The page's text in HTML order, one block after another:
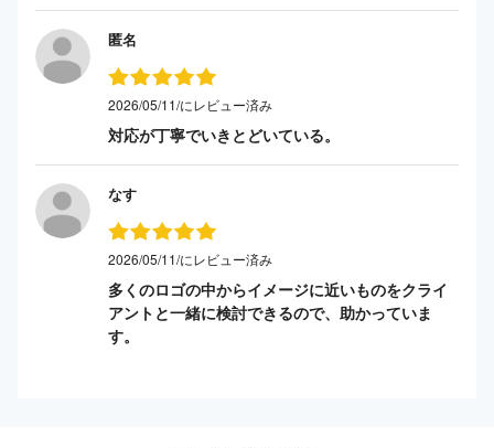
匿名
2026/05/11/にレビュー済み
対応が丁寧でいきとどいている。
なす
2026/05/11/にレビュー済み
多くのロゴの中からイメージに近いものをクライ
アントと一緒に検討できるので、助かっていま
す。